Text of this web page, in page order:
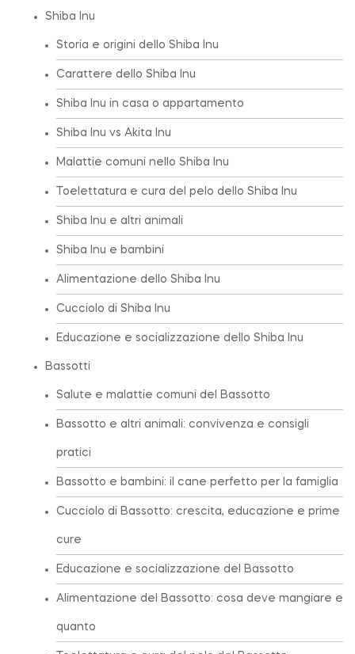
Shiba Inu
Storia e origini dello Shiba Inu
Carattere dello Shiba Inu
Shiba Inu in casa o appartamento
Shiba Inu vs Akita Inu
Malattie comuni nello Shiba Inu
Toelettatura e cura del pelo dello Shiba Inu
Shiba Inu e altri animali
Shiba Inu e bambini
Alimentazione dello Shiba Inu
Cucciolo di Shiba Inu
Educazione e socializzazione dello Shiba Inu
Bassotti
Salute e malattie comuni del Bassotto
Bassotto e altri animali: convivenza e consigli
pratici
Bassotto e bambini: il cane perfetto per la famiglia
Cucciolo di Bassotto: crescita, educazione e prime
cure
Educazione e socializzazione del Bassotto
Alimentazione del Bassotto: cosa deve mangiare e
quanto